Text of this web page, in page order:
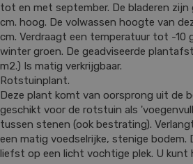
tot en met september. De bladeren zijn
cm. hoog. De volwassen hoogte van
cm. Verdraagt een temperatuur tot -10
winter groen. De geadviseerde
m2.) Is matig verkrijgbaar.
Rotstuinplant.
Deze plant komt van oorsprong uit de
geschikt voor de rotstuin als
tussen stenen (ook bestrating).
een matig voedselrijke, stenige
liefst op een licht vochtige plek. U kunt